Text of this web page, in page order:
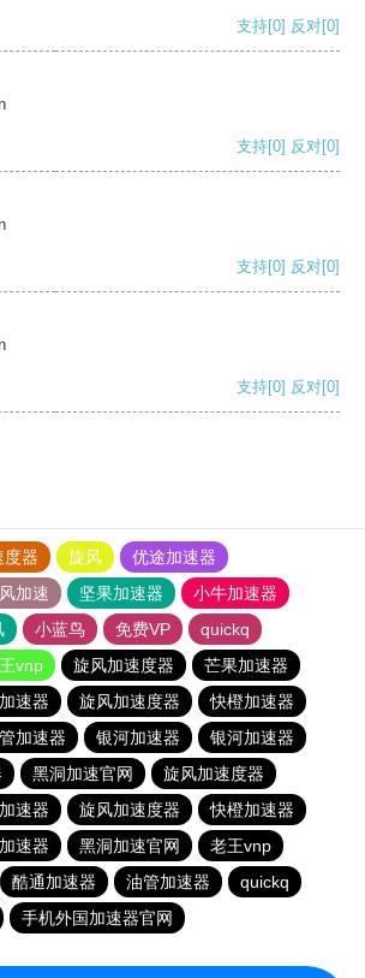
支持[0] 反对[0]
支持[0] 反对[0]
支持[0] 反对[0]
支持[0] 反对[0]
度器 旋风
优途加速器
加速 坚果加速器
小牛加速器
小蓝鸟 免费VP
quickq
vnp 旋风加速度器
芒果加速器
速器 旋风加速度器
快橙加速器
加速器 银河加速器
银河加速器
黑洞加速官网
旋风加速度器
速器 旋风加速度器
快橙加速器
速器 黑洞加速官网
老王vnp
酷通加速器 油管加速器
quickq
手机外国加速器官网